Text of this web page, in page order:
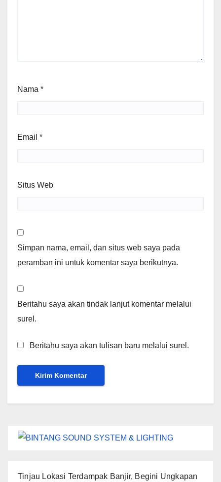
Nama *
Email *
Situs Web
Simpan nama, email, dan situs web saya pada
peramban ini untuk komentar saya berikutnya.
Beritahu saya akan tindak lanjut komentar melalui
surel.
Beritahu saya akan tulisan baru melalui surel.
Tinjau Lokasi Terdampak Banjir, Begini Ungkapan